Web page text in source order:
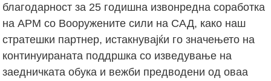
благодарност за 25 годишна извонредна соработка
на АРМ со Вооружените сили на САД, како наш
стратешки партнер, истакнувајќи го значењето на
континуираната поддршка со изведување на
заедничката обука и вежби предводени од оваа